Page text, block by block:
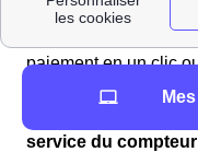
l'application mobile
enregistrer vos
paiement en un clic
automatique.
service du compteur